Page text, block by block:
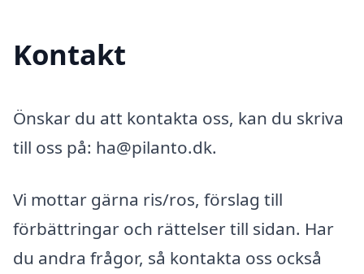
Kontakt
Önskar du att kontakta oss, kan du skriva
till oss på: ha@pilanto.dk.
Vi mottar gärna ris/ros, förslag till
förbättringar och rättelser till sidan. Har
du andra frågor, så kontakta oss också